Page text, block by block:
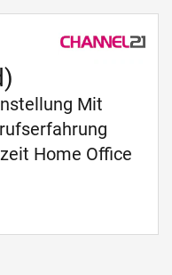
Mit
Home Office